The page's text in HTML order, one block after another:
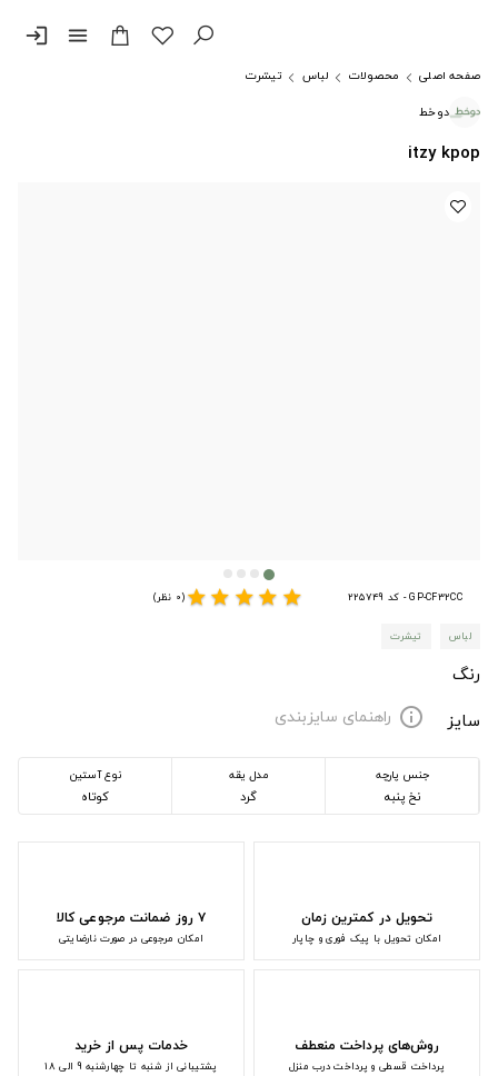
menu
login
صفحه اصلی محصولات لباس
تیشرت
دوخط
itzy kpop
GP-CF32CC - کد 225749 star
star
star
star
star(0 نظر)
لباس تیشرت
رنگ
سایز
info راهنمای سایزبندی
جنس پارچه
نخ پنبه
مدل یقه
گرد
نوع آستین
کوتاه
تحویل در کمترین زمان
امکان تحویل با پیک فوری و چاپار
۷ روز ضمانت مرجوعی کالا
امکان مرجوعی در صورت نارضایتی
روش‌های پرداخت منعطف
پرداخت قسطی و پرداخت درب منزل
خدمات پس از خرید
پشتیبانی از شنبه تا چهارشنبه 9 الی 18